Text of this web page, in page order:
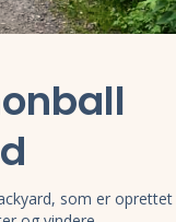
som er oprettet